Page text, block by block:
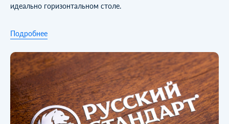
идеально горизонтальном столе.
Подробнее